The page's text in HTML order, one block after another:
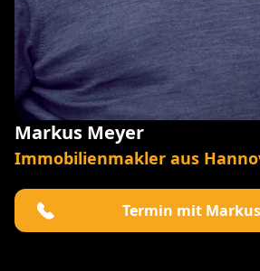
Markus Meyer
Immobilienmakler aus
Termin mit